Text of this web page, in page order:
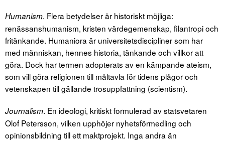
Humanism. Flera betydelser är historiskt möjliga:
renässanshumanism, kristen värdegemenskap, filantropi och
fritänkande. Humaniora är universitetsdiscipliner som har
med människan, hennes historia, tänkande och villkor att
göra. Dock har termen adopterats av en kämpande ateism,
som vill göra religionen till måltavla för tidens plågor och
vetenskapen till gällande trosuppfattning (scientism).
Journalism. En ideologi, kritiskt formulerad av statsvetaren
Olof Petersson, vilken upphöjer nyhetsförmedling och
opinionsbildning till ett maktprojekt. Inga andra än